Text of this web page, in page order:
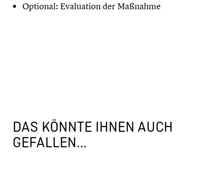
Optional: Evaluation der Maßnahme
DAS KÖNNTE IHNEN AUCH
GEFALLEN...